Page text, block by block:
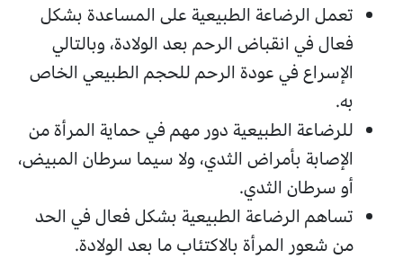
تعمل الرضاعة الطبيعية على المساعدة بشكل
فعال في انقباض الرحم بعد الولادة، وبالتالي
الإسراع في عودة الرحم للحجم الطبيعي الخاص
به.
للرضاعة الطبيعية دور مهم في حماية المرأة من
الإصابة بأمراض الثدي، ولا سيما سرطان المبيض،
أو سرطان الثدي.
تساهم الرضاعة الطبيعية بشكل فعال في الحد
من شعور المرأة بالاكتئاب ما بعد الولادة.